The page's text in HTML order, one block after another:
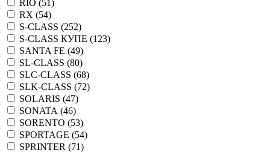
RIO (51 )
RX (54)
S-CLASS (252)
S-CLASS КУПЕ (123)
SANTA FE (49)
SL-CLASS (80)
SLC-CLASS (68)
SLK-CLASS (72)
SOLARIS (47)
SONATA (46)
SORENTO (53)
SPORTAGE (54)
SPRINTER (71)